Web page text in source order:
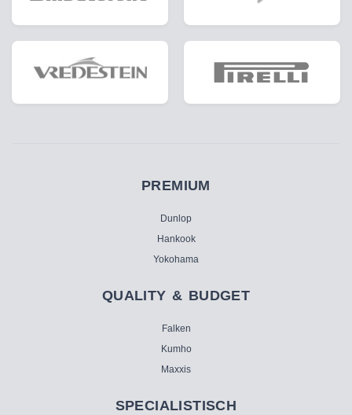
PREMIUM
Dunlop
Hankook
Yokohama
QUALITY & BUDGET
Falken
Kumho
Maxxis
SPECIALISTISCH